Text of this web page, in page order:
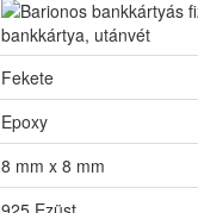
bankkártya, utánvét
Fekete
Epoxy
8 mm x 8 mm